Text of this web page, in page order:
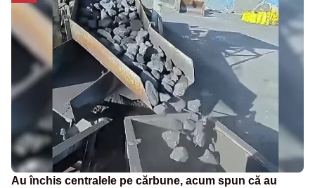
Au închis centralele pe cărbune, acum spun că au